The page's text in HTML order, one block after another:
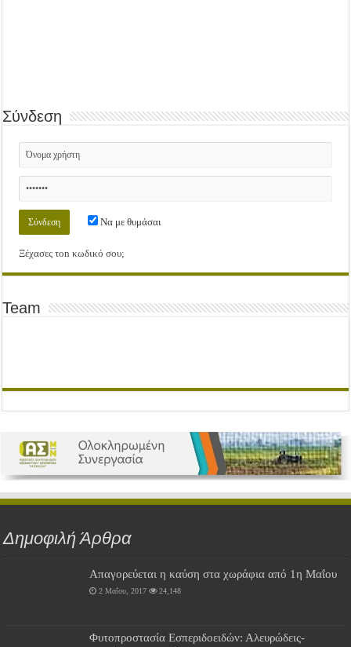
Σύνδεση
Να με θυμάσαι
Ξέχασες τοn κωδικό σου;
Team
Δημοφιλή Άρθρα
Απαγορεύεται η καύση στα χωράφια από 1η Μαΐου
2 Μαΐου, 2017 24,148
Φυτοπροστασία Εσπεριδοειδών: Αλευρώδεις-